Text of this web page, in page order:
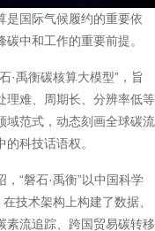
是国际气候履约的重要依
中和工作的重要前提。
·禹衡碳核算大模型”，旨
理难、周期长、分辨率低等
域范式，动态刻画全球碳流
科技话语权。
“磐石·禹衡”以中国科学
技术架构上构建了数据、
素流追踪、跨国贸易碳转移